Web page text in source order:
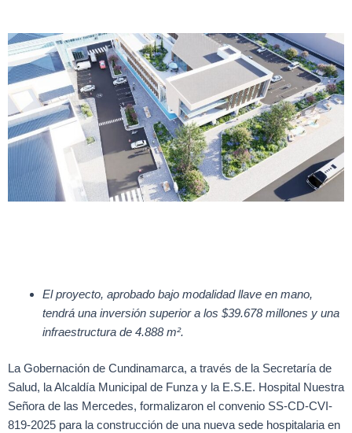
o
k
r
e
El proyecto, aprobado bajo modalidad llave en mano,
tendrá una inversión superior a los $39.678 millones y una
infraestructura de 4.888 m².
La Gobernación de Cundinamarca, a través de la Secretaría de
Salud, la Alcaldía Municipal de Funza y la E.S.E. Hospital Nuestra
Señora de las Mercedes, formalizaron el convenio SS-CD-CVI-
819-2025 para la construcción de una nueva sede hospitalaria en